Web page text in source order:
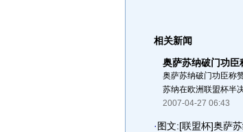
相关新闻
奥萨苏纳破门功臣
奥萨苏纳破门功臣称
苏纳在欧洲联盟杯半
2007-04-27 06:43
·图文:[联盟杯]奥萨